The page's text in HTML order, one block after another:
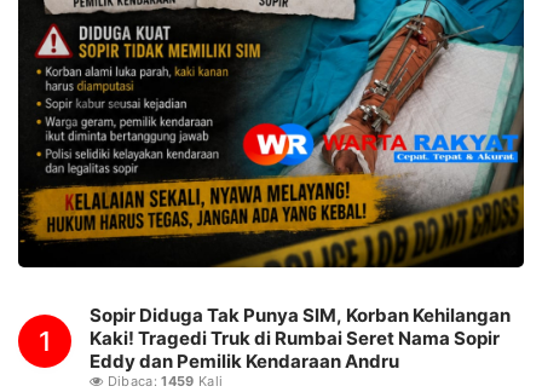
1
Sopir Diduga Tak Punya SIM, Korban Kehilangan
Kaki! Tragedi Truk di Rumbai Seret Nama Sopir
Eddy dan Pemilik Kendaraan Andru
Dibaca:1459 Kali